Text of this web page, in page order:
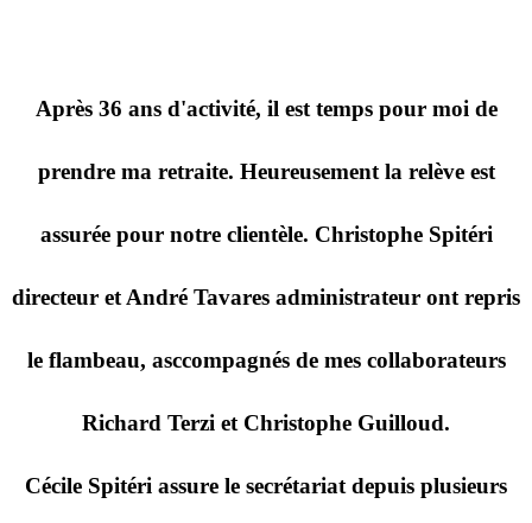
Après 36 ans d'activité, il est temps pour moi de
prendre ma retraite. Heureusement la relève est
assurée pour notre clientèle. Christophe Spitéri
directeur et André Tavares administrateur ont repris
le flambeau, asccompagnés de mes collaborateurs
Richard Terzi et Christophe Guilloud.
Cécile Spitéri assure le secrétariat depuis plusieurs